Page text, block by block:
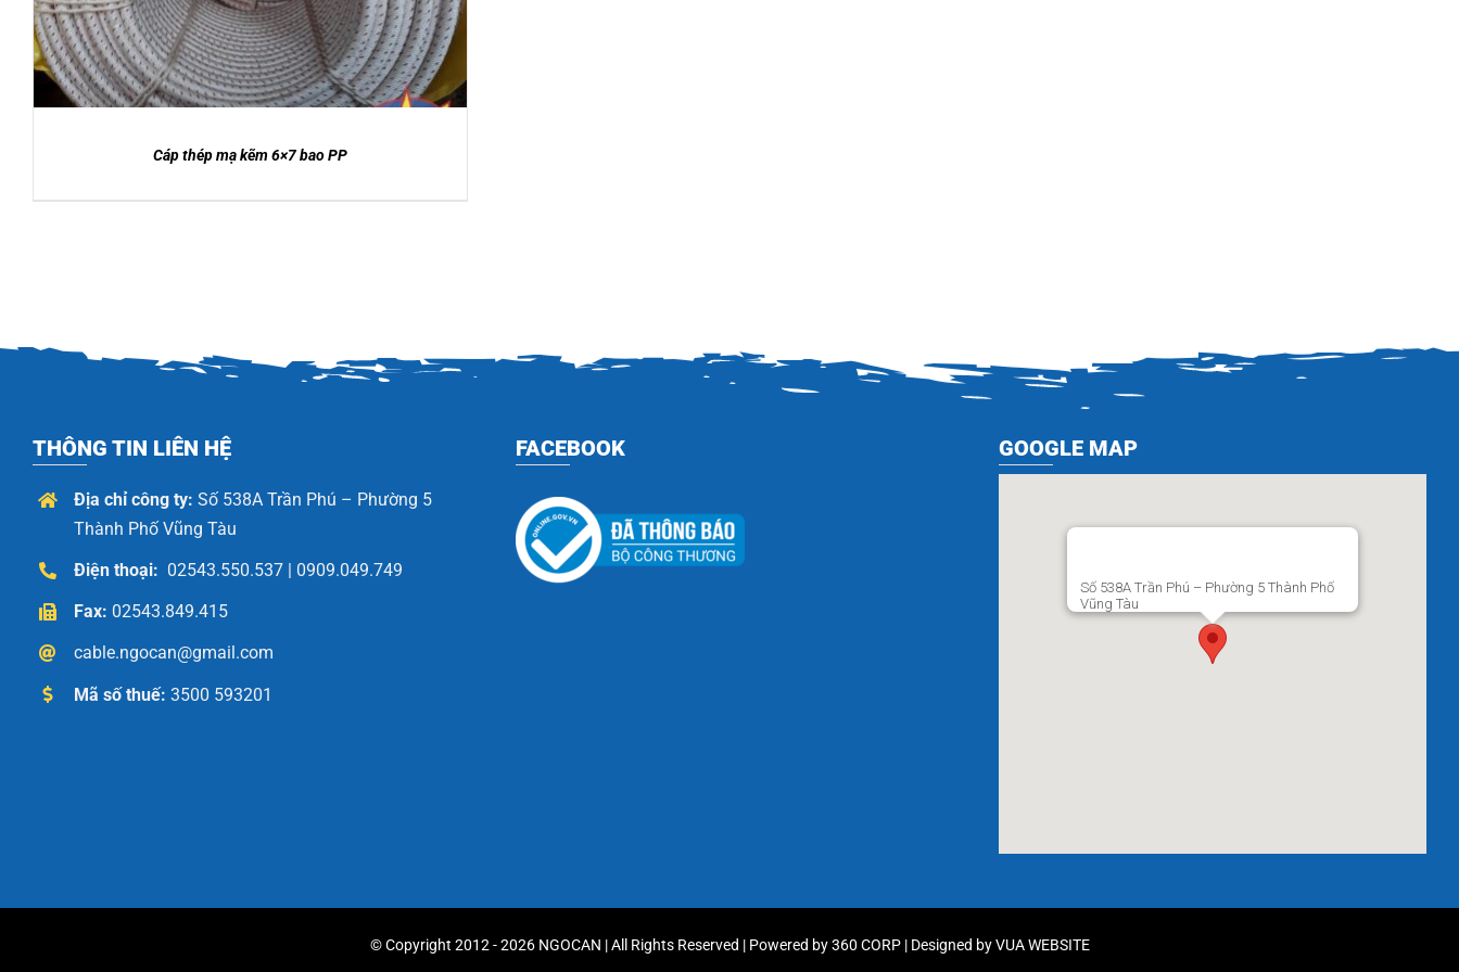
sao
Cáp thép mạ kẽm 6×7 bao PP
THÔNG TIN LIÊN HỆ
Địa chỉ công ty: Số 538A Trần Phú – Phường 5
Thành Phố Vũng Tàu
Điện thoại: 02543.550.537 | 0909.049.749
Fax: 02543.849.415
cable.ngocan@gmail.com
Mã số thuế: 3500 593201
FACEBOOK GOOGLE MAP
Số 538A Trần Phú – Phường 5 Thành Phố
Vũng Tàu
© Copyright 2012 - 2026 NGOCAN | All Rights Reserved | Powered by360 CORP| Designed byVUA WEBSITE